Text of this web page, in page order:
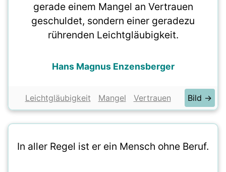
gerade einem Mangel an Vertrauen
geschuldet, sondern einer geradezu
rührenden Leichtgläubigkeit.
Hans Magnus Enzensberger
Leichtgläubigkeit Mangel Vertrauen Bild →
In aller Regel ist er ein Mensch ohne Beruf.